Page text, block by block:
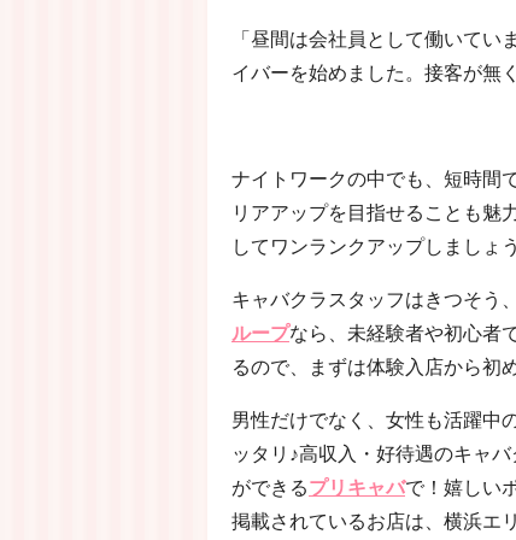
「昼間は会社員として働いて
イバーを始めました。接客が無
ナイトワークの中でも、短時間
リアアップを目指せることも魅
してワンランクアップしましょ
キャバクラスタッフはきつそう
ループなら、未経験者や初心者
るので、まずは体験入店から初
男性だけでなく、女性も活躍中
ッタリ♪高収入・好待遇のキャ
ができるプリキャバで！嬉しい
掲載されているお店は、横浜エ